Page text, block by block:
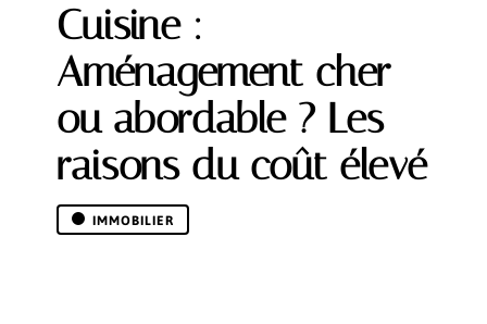
Cuisine :
Aménagement cher
ou abordable ? Les
raisons du coût élevé
IMMOBILIER